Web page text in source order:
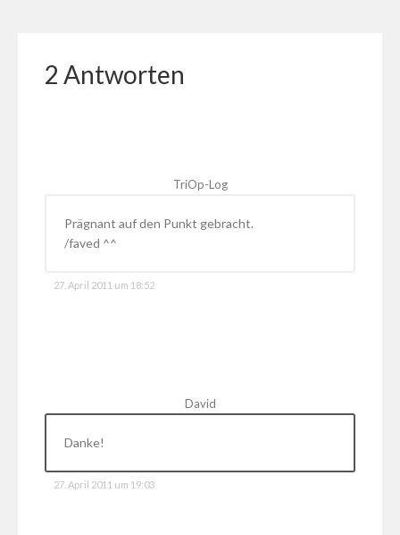
2 Antworten
TriOp-Log
Prägnant auf den Punkt gebracht.
/faved ^^
27. April 2011 um 18:52
David
Danke!
27. April 2011 um 19:03